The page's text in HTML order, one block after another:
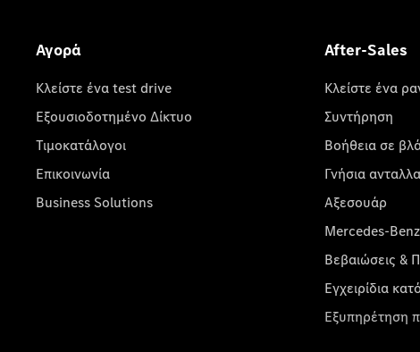
Αγορά
Κλείστε ένα test drive
Εξουσιοδοτημένο Δίκτυο
Τιμοκατάλογοι
Επικοινωνία
Business Solutions
After-Sales
Κλείστε ένα
Συντήρηση
Βοήθεια σε
Γνήσια
Αξεσουάρ
Mercedes-
Βεβαιώσεις &
Εγχειρίδια
Εξυπηρέτηση